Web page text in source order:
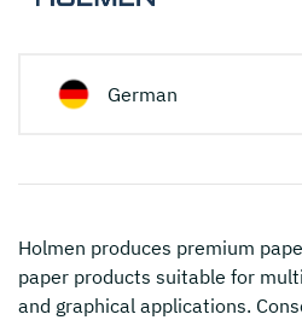
German
Holmen produces premium
paper products suitable for
and graphical applications.